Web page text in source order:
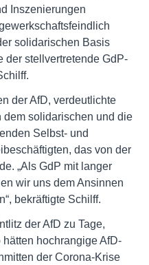
Inszenierungen
solidarischen Basis
der stellvertretende GdP-
der AfD, verdeutlichte
solidarischen und die
Selbst- und
das von der
„Als GdP mit langer
wir uns dem Ansinnen
bekräftigte Schilff.
der AfD zu Tage,
hochrangige AfD-
der Corona-Krise